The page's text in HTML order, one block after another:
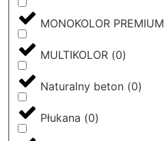
MONOKOLOR PREMIUM
MULTIKOLOR (0)
Naturalny beton (0)
Płukana (0)